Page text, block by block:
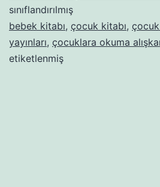
sınıflandırılmış
bebek kitabı, çocuk kitabı, çocuk
yayınları, çocuklara okuma
etiketlenmiş